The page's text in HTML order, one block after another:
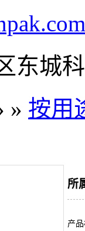
东城
» 按用
所
产